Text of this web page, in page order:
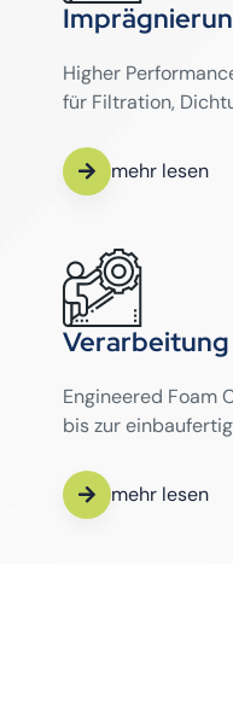
Higher
für Filtration,
mehr lesen
Verarbeitung
Engineered Foam
bis zur
mehr lesen